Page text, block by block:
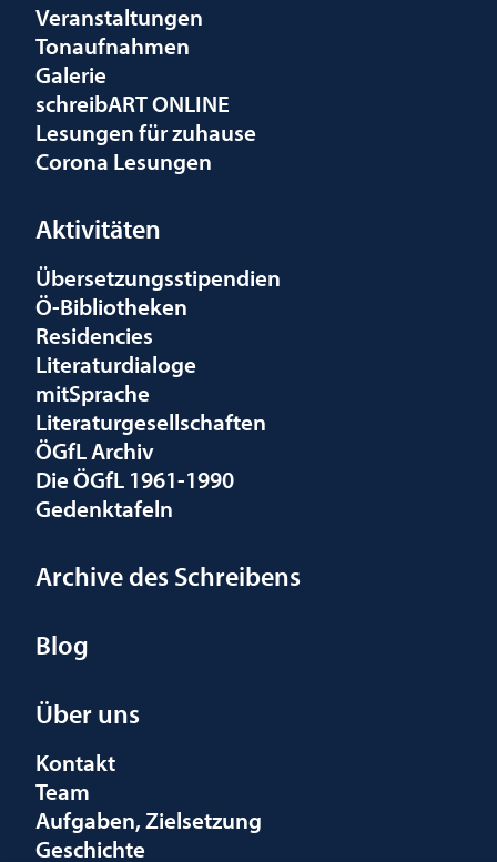
Veranstaltungen
Tonaufnahmen
Galerie
schreibART ONLINE
Lesungen für zuhause
Corona Lesungen
Aktivitäten
Übersetzungsstipendien
Ö-Bibliotheken
Residencies
Literaturdialoge
mitSprache
Literaturgesellschaften
ÖGfL Archiv
Die ÖGfL 1961-1990
Gedenktafeln
Archive des Schreibens
Blog
Über uns
Kontakt
Team
Aufgaben, Zielsetzung
Geschichte